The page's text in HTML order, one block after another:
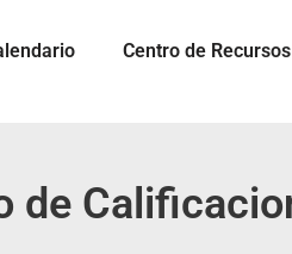
Centro de Recursos
de